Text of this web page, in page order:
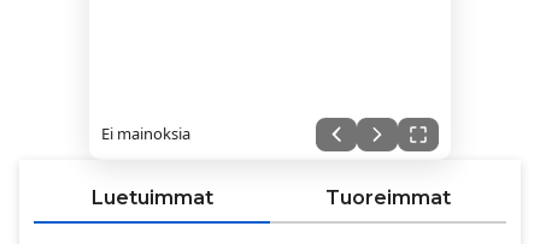
Ei mainoksia
Luetuimmat Tuoreimmat